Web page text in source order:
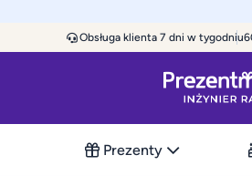
Obsługa klienta 7 dni w tygodniu
Prezenty